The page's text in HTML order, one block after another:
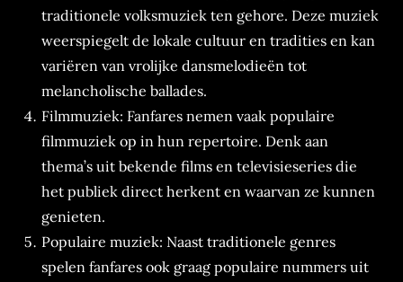
traditionele volksmuziek ten gehore. Deze muziek
weerspiegelt de lokale cultuur en tradities en kan
variëren van vrolijke dansmelodieën tot
melancholische ballades.
Filmmuziek: Fanfares nemen vaak populaire
filmmuziek op in hun repertoire. Denk aan
thema’s uit bekende films en televisieseries die
het publiek direct herkent en waarvan ze kunnen
genieten.
Populaire muziek: Naast traditionele genres
spelen fanfares ook graag populaire nummers uit